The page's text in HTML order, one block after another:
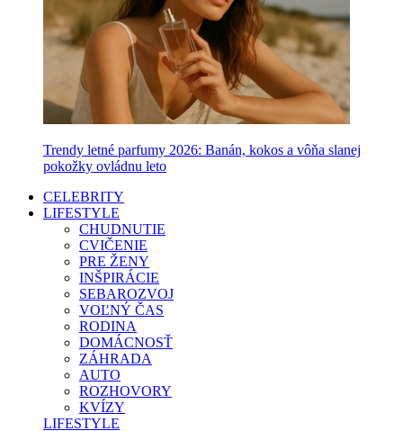
Trendy letné parfumy 2026: Banán, kokos a vôňa slanej
pokožky ovládnu leto
CELEBRITY
LIFESTYLE
CHUDNUTIE
CVIČENIE
PRE ŽENY
INŠPIRÁCIE
SEBAROZVOJ
VOĽNÝ ČAS
RODINA
DOMÁCNOSŤ
ZÁHRADA
AUTO
ROZHOVORY
KVÍZY
LIFESTYLE